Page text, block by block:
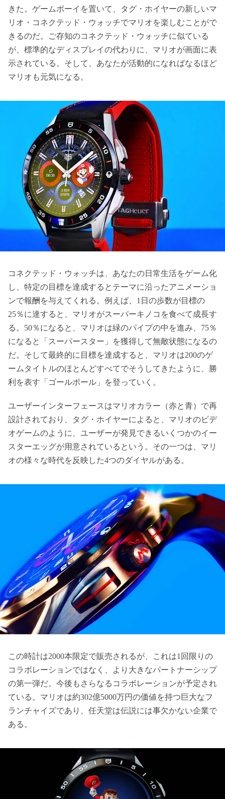
きた。ゲームボーイを置いて、タグ・ホイヤーの新しいマ
リオ・コネクテッド・ウォッチでマリオを楽しむことがで
きるのだ。ご存知のコネクテッド・ウォッチに似ている
が、標準的なディスプレイの代わりに、マリオが画面に表
示されている。そして、あなたが活動的になればなるほど
マリオも元気になる。
コネクテッド・ウォッチは、あなたの日常生活をゲーム化
し、特定の目標を達成するとテーマに沿ったアニメーショ
ンで報酬を与えてくれる。例えば、1日の歩数が目標の
25％に達すると、マリオがスーパーキノコを食べて成長す
る。50％になると、マリオは緑のパイプの中を進み、75％
になると「スーパースター」を獲得して無敵状態になるの
だ。そして最終的に目標を達成すると、マリオは200のゲ
ームタイトルのほとんどすべてでそうしてきたように、勝
利を表す「ゴールポール」を登っていく。
ユーザーインターフェースはマリオカラー（赤と青）で再
設計されており、タグ・ホイヤーによると、マリオのビデ
オゲームのように、ユーザーが発見できるいくつかのイー
スターエッグが用意されているという。その一つは、マリ
オの様々な時代を反映した4つのダイヤルがある。
この時計は2000本限定で販売されるが、これは1回限りの
コラボレーションではなく、より大きなパートナーシップ
の第一弾だ。今後もさらなるコラボレーションが予定され
ている。マリオは約302億5000万円の価値を持つ巨大なフ
ランチャイズであり、任天堂は伝説には事欠かない企業で
ある。